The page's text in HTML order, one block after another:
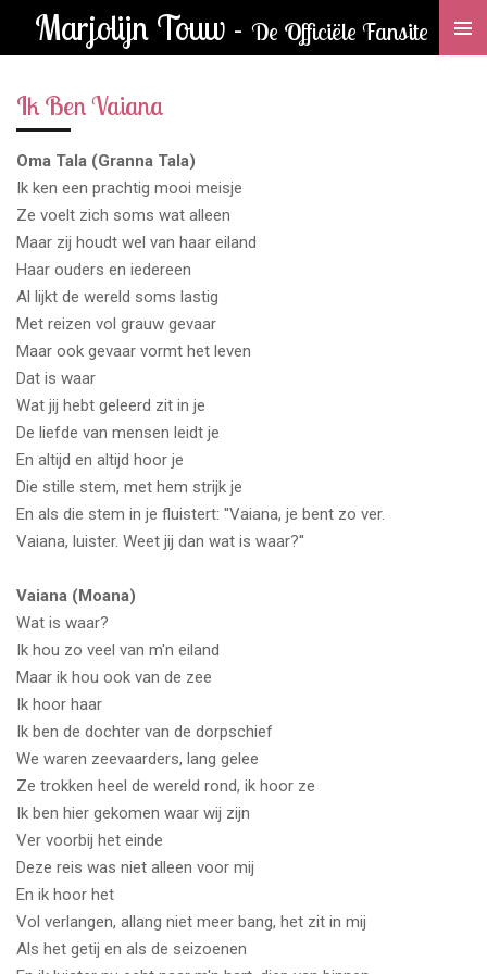
de
hoofdinhoud
Marjolijn Touw - De Officiële Fansite
Ik Ben Vaiana
Oma Tala (Granna Tala)
Ik ken een prachtig mooi meisje
Ze voelt zich soms wat alleen
Maar zij houdt wel van haar eiland
Haar ouders en iedereen
Al lijkt de wereld soms lastig
Met reizen vol grauw gevaar
Maar ook gevaar vormt het leven
Dat is waar
Wat jij hebt geleerd zit in je
De liefde van mensen leidt je
En altijd en altijd hoor je
Die stille stem, met hem strijk je
En als die stem in je fluistert: ''Vaiana, je bent zo ver.
Vaiana, luister. Weet jij dan wat is waar?''
Vaiana (Moana)
Wat is waar?
Ik hou zo veel van m'n eiland
Maar ik hou ook van de zee
Ik hoor haar
Ik ben de dochter van de dorpschief
We waren zeevaarders, lang gelee
Ze trokken heel de wereld rond, ik hoor ze
Ik ben hier gekomen waar wij zijn
Ver voorbij het einde
Deze reis was niet alleen voor mij
En ik hoor het
Vol verlangen, allang niet meer bang, het zit in mij
Als het getij en als de seizoenen